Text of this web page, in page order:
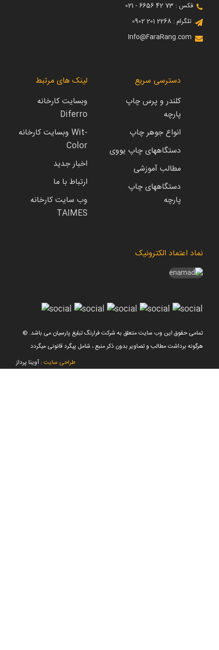
فکس : 73 42 6656 - 021
تلگرام : 2268 201 0902
Info@FaraRang.com
دسترسی سریع
کلندر و پرس چاپ
پارچه
انواع جوهر چاپ
دستگاههای چاپ یووی
مطالب آموزشی
دستگاههای چاپ
پارچه
لینک های مرتبط
وبسایت کارخانه
Diferro
وبسایت کارخانه Wit-
Color
اخبار جدید
ارتباط با ما
وب سایت کارخانه
TAIMES
نماد اعتماد الکترونیک
© تمامی حقوق این وب سایت متعلق به شرکت فرارنگ تبلیغ پارسیان می باشد.
هرگونه برداشت مطالب و تصاویر بدون ذکر منبع ، شامل پیگرد قانونی میگردد
طراحی سایت: آوینا پرداز